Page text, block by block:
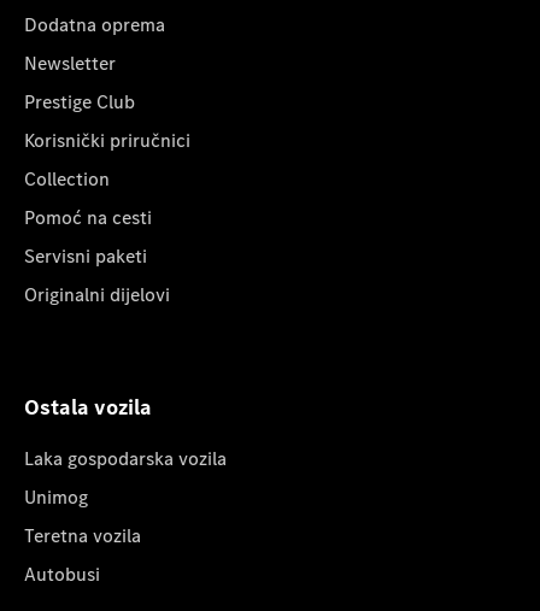
Dodatna oprema
Newsletter
Prestige Club
Korisnički priručnici
Collection
Pomoć na cesti
Servisni paketi
Originalni dijelovi
Ostala vozila
Laka gospodarska vozila
Unimog
Teretna vozila
Autobusi